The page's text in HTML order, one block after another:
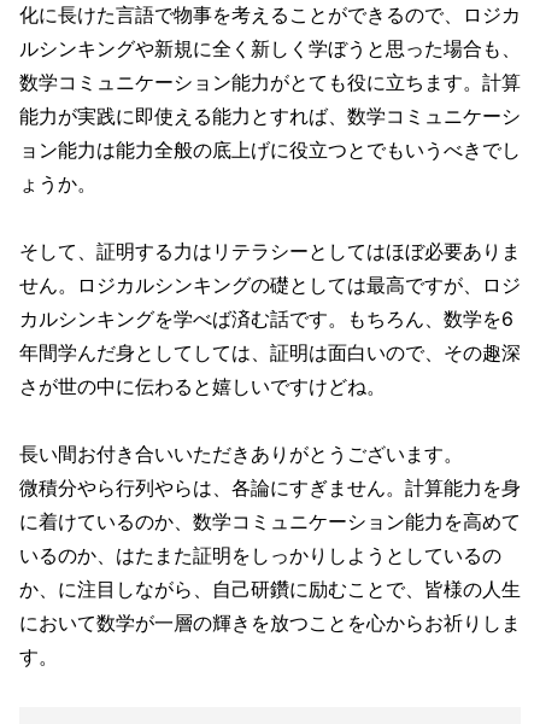
化に長けた言語で物事を考えることができるので、ロジカ
ルシンキングや新規に全く新しく学ぼうと思った場合も、
数学コミュニケーション能力がとても役に立ちます。計算
能力が実践に即使える能力とすれば、数学コミュニケーシ
ョン能力は能力全般の底上げに役立つとでもいうべきでし
ょうか。
そして、証明する力はリテラシーとしてはほぼ必要ありま
せん。ロジカルシンキングの礎としては最高ですが、ロジ
カルシンキングを学べば済む話です。もちろん、数学を6
年間学んだ身としてしては、証明は面白いので、その趣深
さが世の中に伝わると嬉しいですけどね。
長い間お付き合いいただきありがとうございます。
微積分やら行列やらは、各論にすぎません。計算能力を身
に着けているのか、数学コミュニケーション能力を高めて
いるのか、はたまた証明をしっかりしようとしているの
か、に注目しながら、自己研鑽に励むことで、皆様の人生
において数学が一層の輝きを放つことを心からお祈りしま
す。